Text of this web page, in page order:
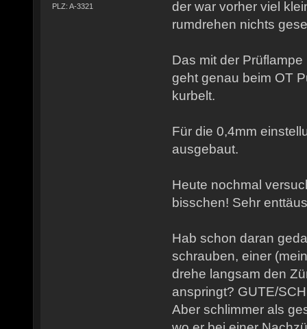
PLZ: A-3321
der war vorher viel
rumdrehen nichts
Das mit der
geht genau beim OT
kurbelt.
Für die 0,4mm
ausgebaut.
Heute nochmal
bisschen! Sehr
Hab schon daran
schrauben, einer
drehe langsam den
anspringt? GUTE/
Aber schlimmer als